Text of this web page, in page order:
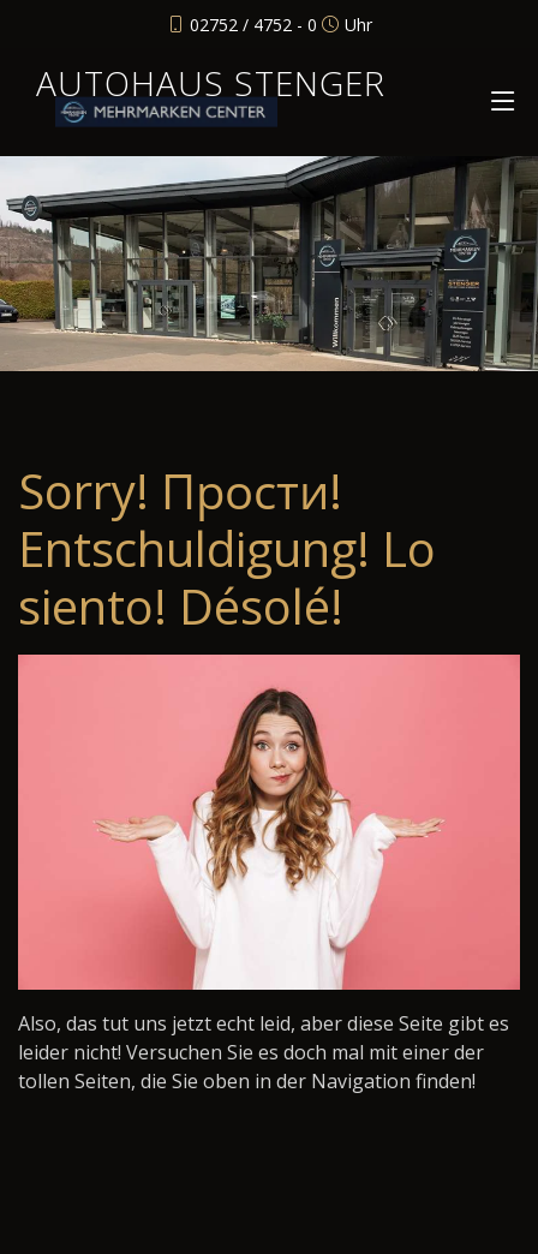
02752 / 4752 - 0 Uhr
AUTOHAUS STENGER
Sorry! Прости!
Entschuldigung! Lo
siento! Désolé!
Also, das tut uns jetzt echt leid, aber diese Seite gibt es
leider nicht! Versuchen Sie es doch mal mit einer der
tollen Seiten, die Sie oben in der Navigation finden!